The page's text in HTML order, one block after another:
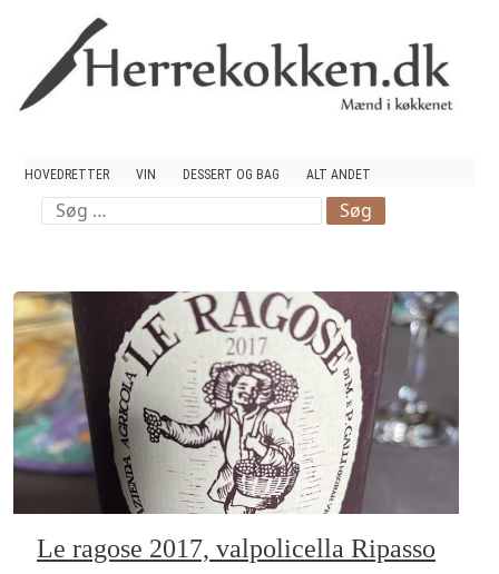
HOVEDRETTER VIN DESSERT OG BAG ALT ANDET
Le ragose 2017, valpolicella Ripasso